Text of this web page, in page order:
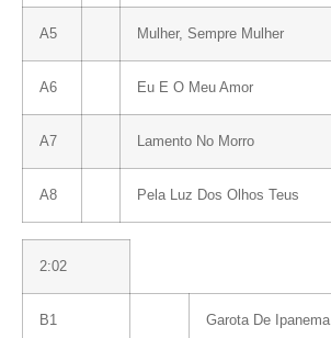
A5 Mulher, Sempre Mulher
A6 Eu E O Meu Amor
A7 Lamento No Morro
A8 Pela Luz Dos Olhos Teus
2:02
B1 Garota De Ipanema